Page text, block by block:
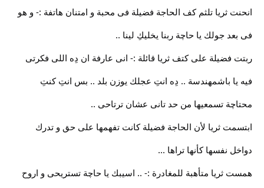
انحنت ثريا تلثم كف الحاجة فضيلة فى محبة و امتنان هاتفة :- و هو
فى بعد جولك يا حاچة ربنا يخليكِ لينا ..
ربتت فضيلة على كتف ثريا قائلة :- انى عارفة ان دِه اللى فكرتى
فيه يا باشمهندسة .. دِه انتِ عجلك يوزن بلد .. بس انتِ كنتِ
محتاچة تسمعيها من حد تانى عشان ترتاحى ..
ابتسمت ثريا لأن الحاجة فضيلة كانت تفهمها على حق و تدرك
دواخل نفسها كأنها تراها ...
همست ثريا متأهبة للمغادرة :- .. اسيبك يا حاچة تستريحى و اروح